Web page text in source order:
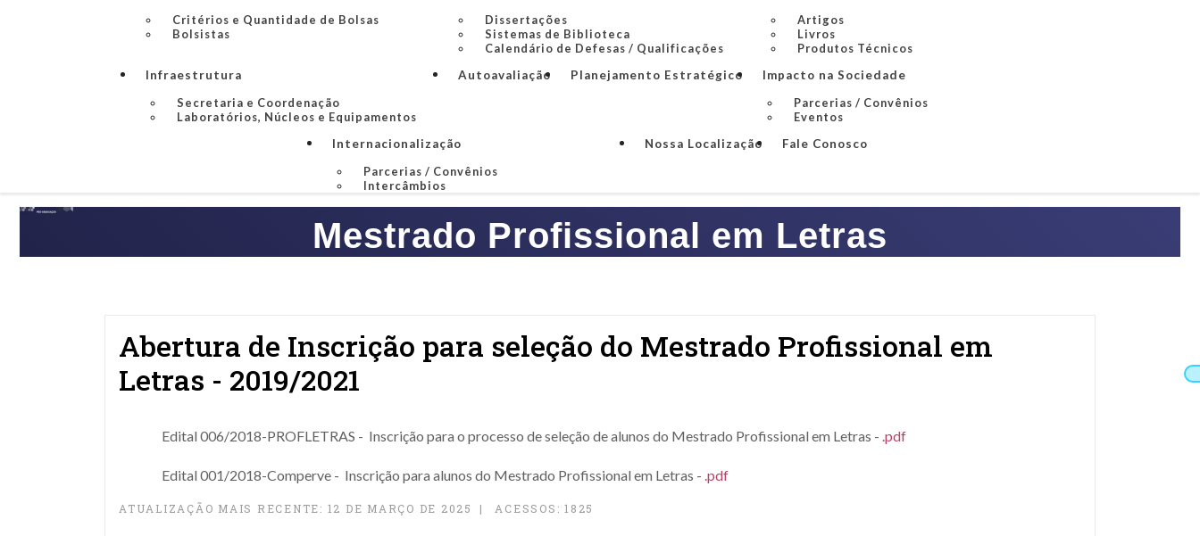
Critérios e Quantidade de Bolsas
Bolsistas
Dissertações
Sistemas de Biblioteca
Calendário de Defesas / Qualificações
Artigos
Livros
Produtos Técnicos
Infraestrutura
Secretaria e Coordenação
Laboratórios, Núcleos e Equipamentos
Autoavaliação Planejamento Estratégico
Impacto na Sociedade
Parcerias / Convênios
Eventos
Internacionalização
Parcerias / Convênios
Intercâmbios
Nossa Localização Fale Conosco
Mestrado Profissional em Letras
Abertura de Inscrição para seleção do Mestrado Profissional em
Letras - 2019/2021
Edital 006/2018-PROFLETRAS - Inscrição para o processo de seleção de alunos do Mestrado Profissional em Letras - .pdf
Edital 001/2018-Comperve - Inscrição para alunos do Mestrado Profissional em Letras - .pdf
ATUALIZAÇÃO MAIS RECENTE: 12 DE MARÇO DE 2025 ACESSOS: 1825